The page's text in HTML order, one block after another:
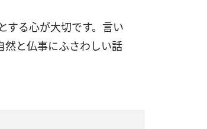
する心が大切です。言い
然と仏事にふさわしい話